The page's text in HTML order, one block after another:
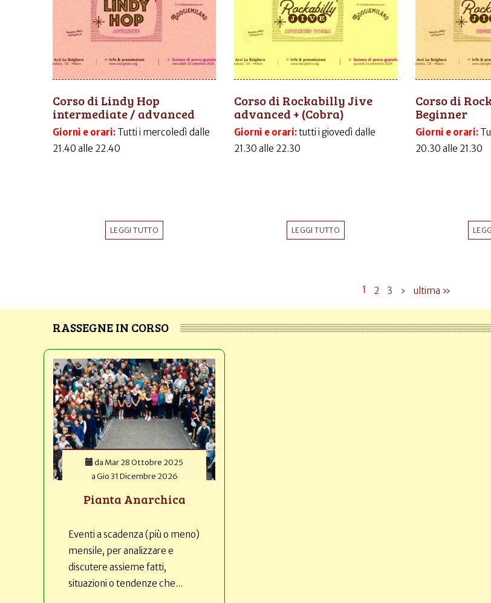
Corso di Lindy Hop
intermediate / advanced
Giorni e orari: Tutti i mercoledì dalle
21.40 alle 22.40
LEGGI TUTTO
Corso di Rockabilly Jive
advanced + (Cobra)
Giorni e orari:tutti i giovedì dalle
21.30 alle 22.30
LEGGI TUTTO
Corso di
Beginner
Giorni e orari:
20.30 alle 21.30
1 2 3 › ultima »
RASSEGNE IN CORSO
da Mar 28 Ottobre 2025
aGio 31 Dicembre 2026
Pianta Anarchica
Eventi a scadenza (più o meno)
mensile, per analizzare e
discutere assieme fatti,
situazioni o tendenze che...